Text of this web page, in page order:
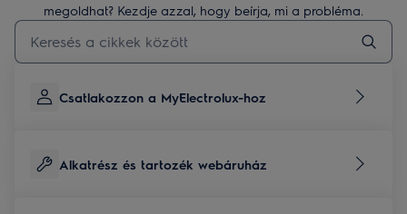
megoldhat? Kezdje azzal, hogy beírja, mi a probléma.
Kezdjen el gépelni a terméktámogatási cikkek kereséséhez
Csatlakozzon a MyElectrolux-hoz
Alkatrész és tartozék webáruház